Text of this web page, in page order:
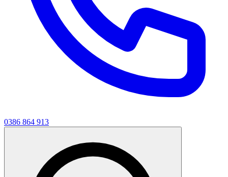
0386 864 913